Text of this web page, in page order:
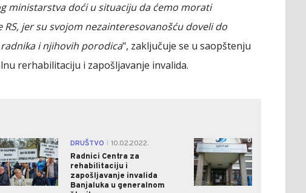
ministarstva doći u situaciju da ćemo morati
jer su svojom nezainteresovanošću doveli do
i njihovih porodica", zaključuje se u saopštenju
rerhabilitaciju i zapošljavanje invalida.
0 DRUŠTVO
10.02.2022.
Radnici Centra za
rehabilitaciju i
zapošljavanje invalida
Banjaluka u generalnom
0